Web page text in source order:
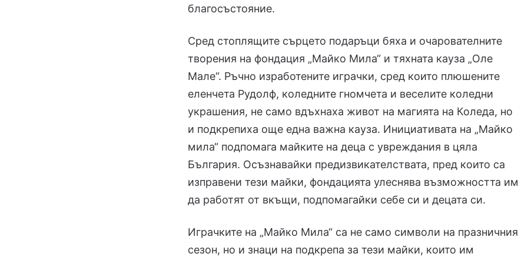
благосъстояние.
Сред стоплящите сърцето подаръци бяха и очарователните
творения на фондация „Майко Мила“ и тяхната кауза „Оле
Мале“. Ръчно изработените играчки, сред които плюшените
еленчета Рудолф, коледните гномчета и веселите коледни
украшения, не само вдъхнаха живот на магията на Коледа, но
и подкрепиха още една важна кауза. Инициативата на „Майко
мила“ подпомага майките на деца с увреждания в цяла
България. Осъзнавайки предизвикателствата, пред които са
изправени тези майки, фондацията улеснява възможността им
да работят от вкъщи, подпомагайки себе си и децата си.
Играчките на „Майко Мила“ са не само символи на празничния
сезон, но и знаци на подкрепа за тези майки, които им